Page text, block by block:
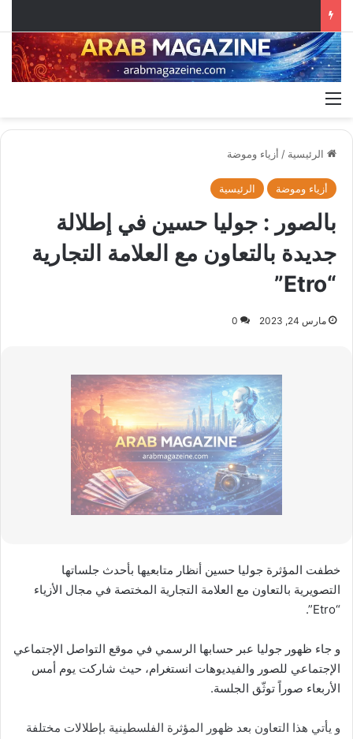
الرئيسية / أزياء وموضة
أزياء وموضة الرئيسية
بالصور : جوليا حسين في إطلالة
جديدة بالتعاون مع العلامة التجارية
“Etro”
مارس 24, 2023 0
خطفت المؤثرة جوليا حسين أنظار متابعيها بأحدث جلساتها
التصويرية بالتعاون مع العلامة التجارية المختصة في مجال الأزياء
“Etro”.
و جاء ظهور جوليا عبر حسابها الرسمي في موقع التواصل الإجتماعي
الإجتماعي للصور والفيديوهات انستغرام، حيث شاركت يوم أمس
الأربعاء صوراً توثّق الجلسة.
و يأتي هذا التعاون بعد ظهور المؤثرة الفلسطينية بإطلالات مختلفة